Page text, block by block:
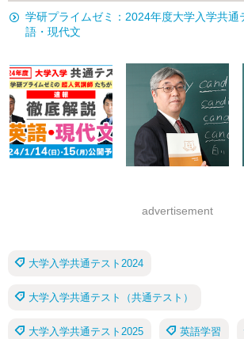
学研プライムゼミ：2024年度大学入学共通
語・現代文
advertisement
大学入学共通テスト2024
大学入学共通テスト（共通テスト）
大学入学共通テスト2025 英語学習